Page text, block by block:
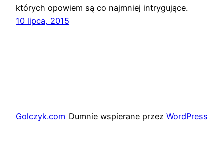
których opowiem są co najmniej intrygujące.
10 lipca, 2015
Golczyk.com Dumnie wspierane przez WordPress